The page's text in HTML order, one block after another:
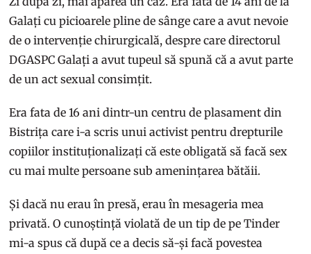
Galați cu picioarele pline de sânge care a avut nevoie
de o intervenție chirurgicală, despre care directorul
DGASPC Galați a avut tupeul să spună că a avut parte
de un act sexual consimțit.
Era fata de 16 ani dintr-un centru de plasament din
Bistrița care i-a scris unui activist pentru drepturile
copiilor instituționalizați că este obligată să facă sex
cu mai multe persoane sub amenințarea bătăii.
Și dacă nu erau în presă, erau în mesageria mea
privată. O cunoștință violată de un tip de pe Tinder
mi-a spus că după ce a decis să-și facă povestea